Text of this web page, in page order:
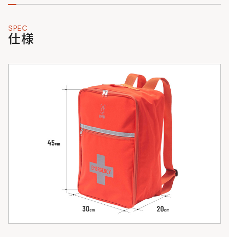
SPEC
仕様